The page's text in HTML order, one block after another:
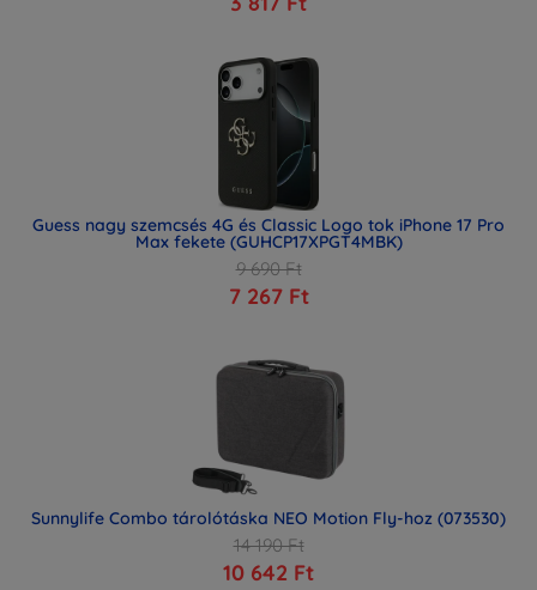
Guess nagy szemcsés 4G és Classic Logo tok iPhone 17 Pro
Max fekete (GUHCP17XPGT4MBK)
9 690 Ft
7 267 Ft
Sunnylife Combo tárolótáska NEO Motion Fly-hoz (073530)
14 190 Ft
10 642 Ft